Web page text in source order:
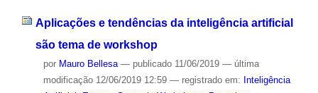
Aplicações e tendências da inteligência artificial
são tema de workshop
por Mauro Bellesa — publicado11/06/2019 — última
modificação12/06/2019 12:59 — registrado em: Inteligência